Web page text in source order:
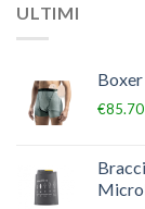
ULTIMI
€85.70